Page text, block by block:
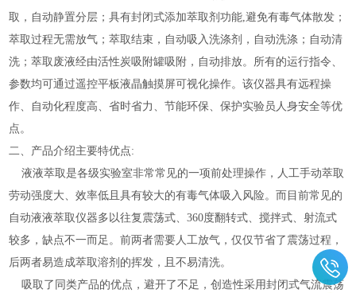
取，自动静置分层；具有封闭式添加萃取剂功能,避免有毒气体散发；
萃取过程无需放气；萃取结束，自动吸入洗涤剂，自动洗涤；自动清
洗；萃取废液经由活性炭吸附罐吸附，自动排放。所有的运行指令、
参数均可通过遥控平板液晶触摸屏可视化操作。该仪器具有远程操
作、自动化程度高、省时省力、节能环保、保护实验员人身安全等优
点。
二、产品介绍主要特优点:
液液萃取是各级实验室非常常见的一项前处理操作，人工手动萃取
劳动强度大、效率低且具有较大的有毒气体吸入风险。而目前常见的
自动液液萃取仪器多以往复震荡式、360度翻转式、搅拌式、射流式
较多，缺点不一而足。前两者需要人工放气，仅仅节省了震荡过程，
后两者易造成萃取溶剂的挥发，且不易清洗。
吸取了同类产品的优点，避开了不足，创造性采用封闭式气流震荡